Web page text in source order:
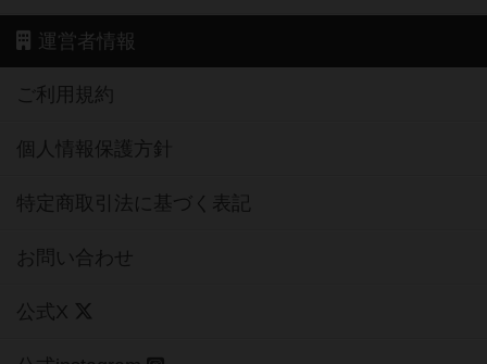
運営者情報
ご利用規約
個人情報保護方針
特定商取引法に基づく表記
お問い合わせ
公式X